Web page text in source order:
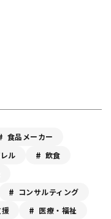
食品メーカー
ル
飲食
コンサルティング
医療・福祉